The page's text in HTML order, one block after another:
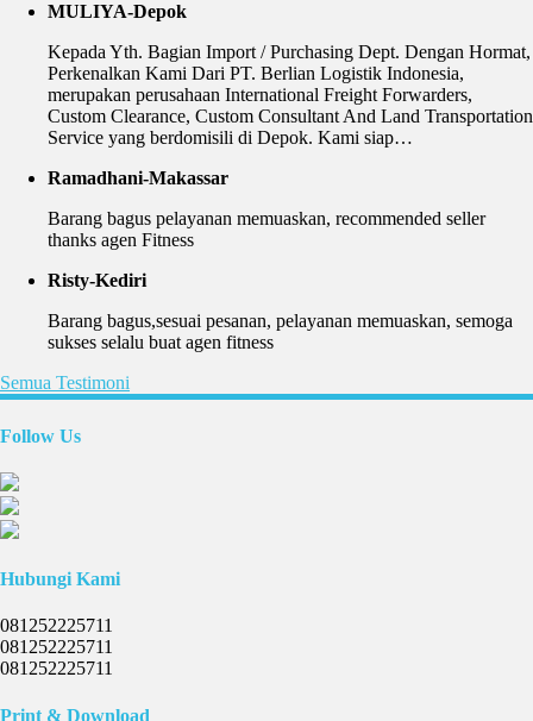
MULIYA-Depok
Kepada Yth. Bagian Import / Purchasing Dept. Dengan Hormat,
Perkenalkan Kami Dari PT. Berlian Logistik Indonesia,
merupakan perusahaan International Freight Forwarders,
Custom Clearance, Custom Consultant And Land Transportation
Service yang berdomisili di Depok. Kami siap…
Ramadhani-Makassar
Barang bagus pelayanan memuaskan, recommended seller
thanks agen Fitness
Risty-Kediri
Barang bagus,sesuai pesanan, pelayanan memuaskan, semoga
sukses selalu buat agen fitness
Semua Testimoni
Follow Us
Hubungi Kami
081252225711
081252225711
081252225711
Print & Download